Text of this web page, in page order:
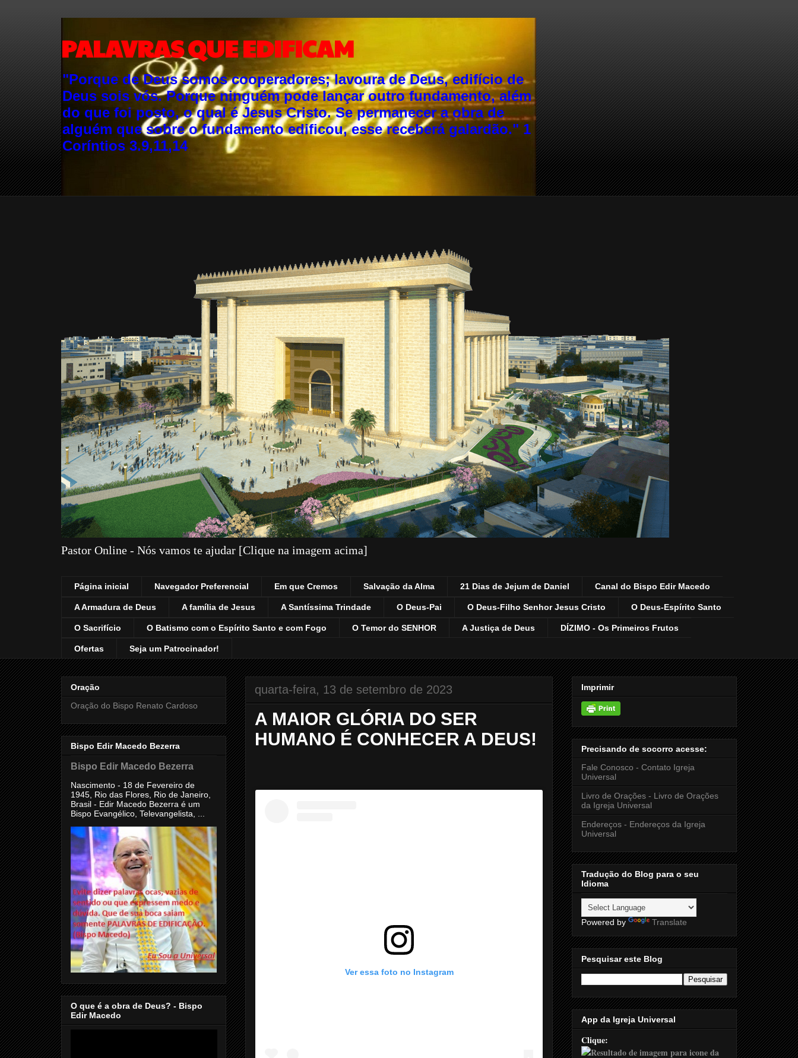
PALAVRAS QUE EDIFICAM
"Porque de Deus somos cooperadores; lavoura de Deus, edifício de
Deus sois vós. Porque ninguém pode lançar outro fundamento, além
do que foi posto, o qual é Jesus Cristo. Se permanecer a obra de
alguém que sobre o fundamento edificou, esse receberá galardão." 1
Coríntios 3.9,11,14
Pastor Online - Nós vamos te ajudar [Clique na imagem acima]
Página inicial Navegador Preferencial Em que Cremos Salvação da Alma 21 Dias de Jejum de Daniel Canal do Bispo Edir Macedo
A Armadura de Deus A família de Jesus A Santíssima Trindade O Deus-Pai O Deus-Filho Senhor Jesus Cristo O Deus-Espírito Santo
O Sacrifício O Batismo com o Espírito Santo e com Fogo O Temor do SENHOR A Justiça de Deus DÍZIMO - Os Primeiros Frutos
Ofertas Seja um Patrocinador!
quarta-feira, 13 de setembro de 2023
A MAIOR GLÓRIA DO SER
HUMANO É CONHECER A DEUS!
Ver essa foto no Instagram
Oração
Oração do Bispo Renato Cardoso
Bispo Edir Macedo Bezerra
Bispo Edir Macedo Bezerra
Nascimento - 18 de Fevereiro de
1945, Rio das Flores, Rio de Janeiro,
Brasil - Edir Macedo Bezerra é um
Bispo Evangélico, Televangelista, ...
O que é a obra de Deus? - Bispo
Edir Macedo
Imprimir
Precisando de socorro acesse:
Fale Conosco - Contato Igreja
Universal
Livro de Orações - Livro de Orações
da Igreja Universal
Endereços - Endereços da Igreja
Universal
Tradução do Blog para o seu
Idioma
Powered by Translate
Pesquisar este Blog
App da Igreja Universal
Clique: